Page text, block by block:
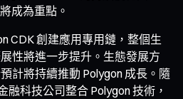
成為重點。
CDK 創建應用專用鏈，整個生
性將進一步提升。生態發展方
計將持續推動 Polygon 成長。隨
融科技公司整合 Polygon 技術，